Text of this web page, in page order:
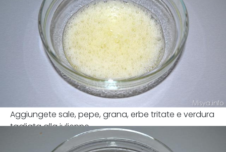
Aggiungete sale, pepe, grana, erbe tritate e verdura
tagliata alla julienne